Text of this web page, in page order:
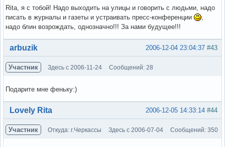
Rita, я с тобой! Надо выходить на улицы и говорить с людьми, надо
писать в журналы и газеты и устраивать пресс-конференции
надо блин возрождать, однозначно!!! За нами будущее!!!
Вне форума #43
2006-12-04 23:04:37
arbuzik
Участник Здесь с 2006-11-24 Сообщений: 28
Подарите мне феньку:)
Вне форума #44
2006-12-05 14:33:14
Lovely Rita
Участник Откуда: г.Черкассы Здесь с 2006-07-04 Сообщений: 350